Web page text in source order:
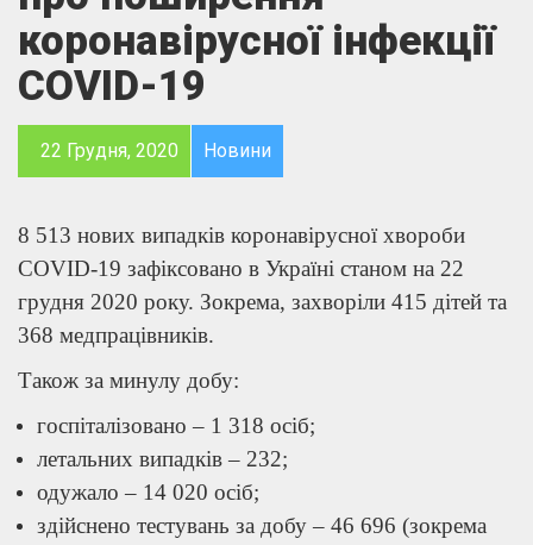
коронавірусної інфекції
COVID-19
22 Грудня, 2020 Новини
8 513 нових випадків коронавірусної хвороби
COVID-19 зафіксовано в Україні станом на 22
грудня 2020 року. Зокрема, захворіли 415 дітей та
368 медпрацівників.
Також за минулу добу:
госпіталізовано – 1 318 осіб;
летальних випадків – 232;
одужало – 14 020 осіб;
здійснено тестувань за добу – 46 696 (зокрема